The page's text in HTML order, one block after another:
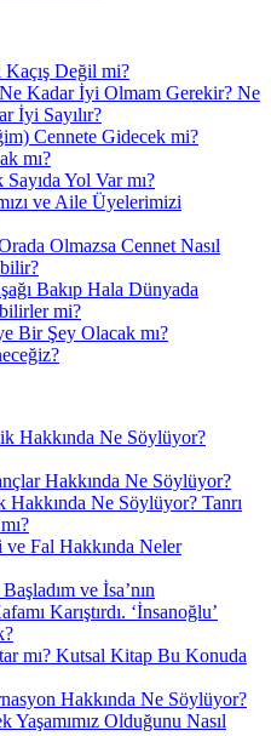
Değil mi?
Kadar İyi Olmam Gerekir? Ne
İyi Sayılır?
Cennete Gidecek mi?
mı?
Yol Var mı?
ve Aile Üyelerimizi
Olmazsa Cennet Nasıl
Bakıp Hala Dünyada
mi?
Bir Şey Olacak mı?
Hakkında Ne Söylüyor?
Hakkında Ne Söylüyor?
Ne Söylüyor? Tanrı
Fal Hakkında Neler
ve İsa’nın
Karıştırdı. ‘İnsanoğlu’
mı? Kutsal Kitap Bu Konuda
Hakkında Ne Söylüyor?
Yaşamımız Olduğunu Nasıl